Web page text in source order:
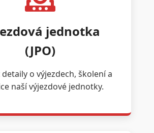
jednotka
(JPO)
o výjezdech, školení a
naší výjezdové jednotky.